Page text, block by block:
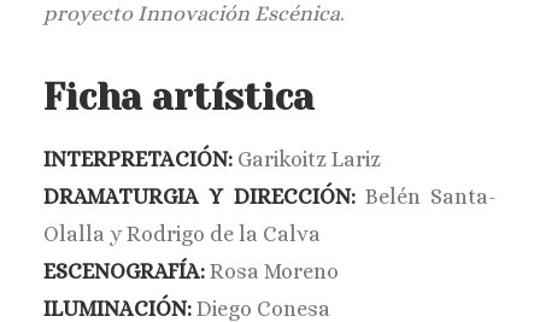
proyecto Innovación Escénica.
Ficha artística
INTERPRETACIÓN: Garikoitz Lariz
DRAMATURGIA Y DIRECCIÓN:Belén Santa-
Olalla y Rodrigo de la Calva
ESCENOGRAFÍA: Rosa Moreno
ILUMINACIÓN: Diego Conesa